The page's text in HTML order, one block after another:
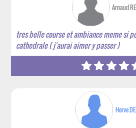
Arnaud
tres belle course et ambiance meme si
cathedrale ( j'aurai aimer y passer )
Herve